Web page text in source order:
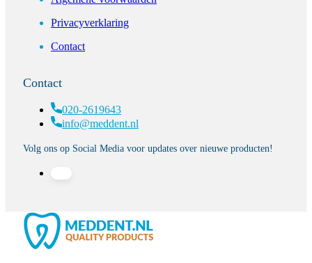
Privacyverklaring
Contact
Contact
020-2619643
info@meddent.nl
Volg ons op Social Media voor updates over nieuwe producten!